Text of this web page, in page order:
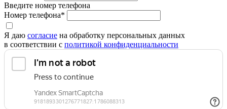
Введите номер телефона
Номер телефона*
Я даю согласие на обработку персональных данных
в соответствии с политикой конфиденциальности